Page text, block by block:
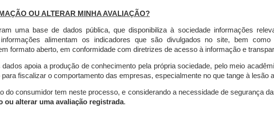
OU ALTERAR MINHA AVALIAÇÃO?
uma base de dados pública, que disponibiliza à sociedade informações
alimentam os indicadores que são divulgados no site, bem
formato aberto, em conformidade com diretrizes de acesso à informação e
apoia a produção de conhecimento pela própria sociedade, pelo meio
fiscalizar o comportamento das empresas, especialmente no que tange à lesão
do consumidor tem neste processo, e considerando a necessidade de segurança
ou alterar uma avaliação registrada.